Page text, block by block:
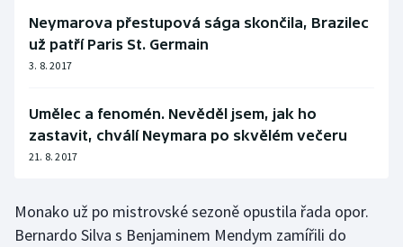
Moderní pětiboj
Motorsport
Olympijské hry
Parasport
Plážový volejbal
Neymarova přestupová sága skončila, Brazilec
už patří Paris St. Germain
3. 8. 2017
Umělec a fenomén. Nevěděl jsem, jak ho
zastavit, chválí Neymara po skvělém večeru
21. 8. 2017
Monako už po mistrovské sezoně opustila řada opor.
Bernardo Silva s Benjaminem Mendym zamířili do